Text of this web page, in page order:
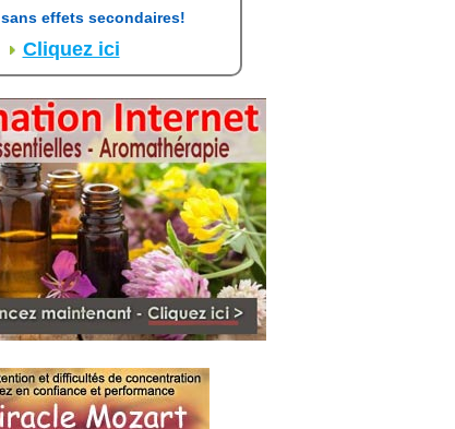
sans effets secondaires!
Cliquez ici